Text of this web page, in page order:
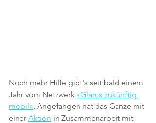
Noch mehr Hilfe gibt's seit bald einem
Jahr vom Netzwerk «Glarus zukünftig
mobil». Angefangen hat das Ganze mit
einer Aktion in Zusammenarbeit mit